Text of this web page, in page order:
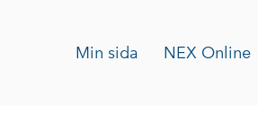
Min sida NEX Online